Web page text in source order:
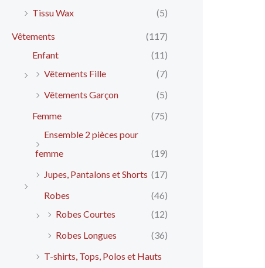
Tissu Wax
(5)
Vêtements
(117)
Enfant
(11)
Vêtements Fille
(7)
Vêtements Garçon
(5)
Femme
(75)
Ensemble 2 pièces pour
femme
(19)
Jupes, Pantalons et Shorts (17)
Robes
(46)
Robes Courtes
(12)
Robes Longues
(36)
T-shirts, Tops, Polos et Hauts